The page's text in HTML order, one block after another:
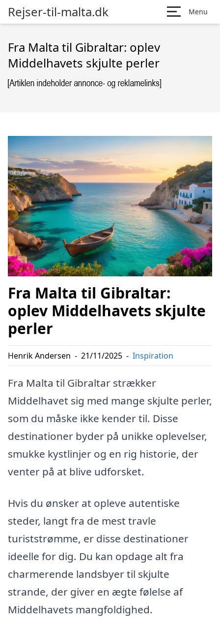
Rejser-til-malta.dk Menu
Fra Malta til Gibraltar: oplev
Middelhavets skjulte perler
Fra Malta til Gibraltar:
oplev Middelhavets skjulte
perler
Henrik Andersen - 21/11/2025 - Inspiration
Fra Malta til Gibraltar strækker
Middelhavet sig med mange skjulte perler,
som du måske ikke kender til. Disse
destinationer byder på unikke oplevelser,
smukke kystlinjer og en rig historie, der
venter på at blive udforsket.
Hvis du ønsker at opleve autentiske
steder, langt fra de mest travle
turiststrømme, er disse destinationer
ideelle for dig. Du kan opdage alt fra
charmerende landsbyer til skjulte
strande, der giver en ægte følelse af
Middelhavets mangfoldighed.